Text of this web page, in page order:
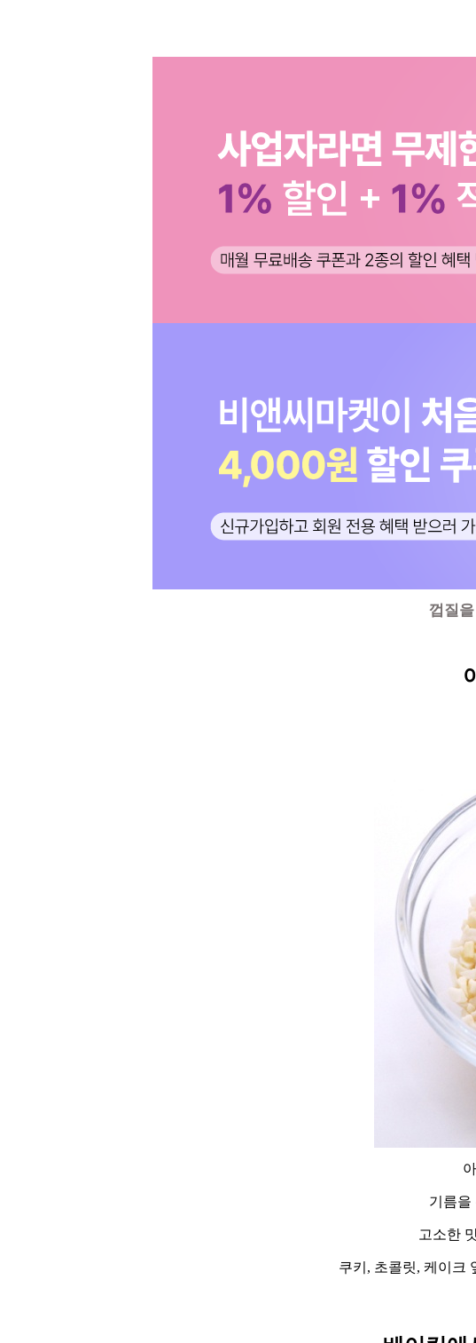
껍질
기름을
고소한
쿠키, 초콜릿, 케이크